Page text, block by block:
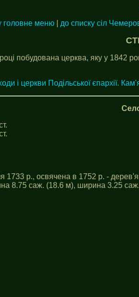
головне меню до списку сіл
побудована церква, яку у 1842
і церкви Подільської єпархії.
1733 р., освячена в 1752 р. -
8.75 саж. (18.6 м), ширина 3.25